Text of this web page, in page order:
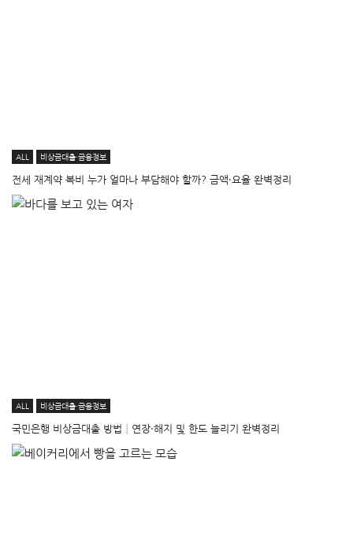
ALL 비상금대출·금융정보
전세 재계약 복비 누가 얼마나 부담해야 할까? 금액·요율 완벽정리
ALL 비상금대출·금융정보
국민은행 비상금대출 방법│연장·해지 및 한도 늘리기 완벽정리